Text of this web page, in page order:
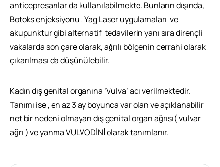
antidepresanlar da kullanılabilmekte. Bunların dışında,
Botoks enjeksiyonu , Yag Laser uygulamaları ve
akupunktur gibi alternatif tedavilerin yanı sıra dirençli
vakalarda son çare olarak, ağrılı bölgenin cerrahi olarak
çıkarılması da düşünülebilir.
Kadın dış genital organına ‘Vulva’ adı verilmektedir.
Tanımı ise , en az 3 ay boyunca var olan ve açıklanabilir
net bir nedeni olmayan dış genital organ ağrısı( vulvar
ağrı ) ve yanma VULVODİNİ olarak tanımlanır.